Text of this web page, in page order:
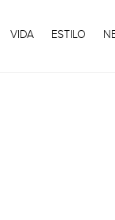
VIDA ESTILO